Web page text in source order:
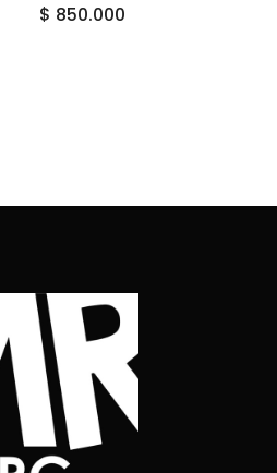
$ 850.000